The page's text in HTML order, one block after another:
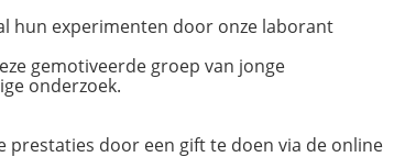
hun experimenten door onze laborant
gemotiveerde groep van jonge
onderzoek.
prestaties door een gift te doen via de online